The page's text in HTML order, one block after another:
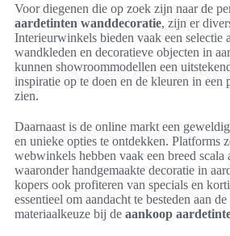
Voor diegenen die op zoek zijn naar de
aardetinten wanddecoratie, zijn er
Interieurwinkels bieden vaak een selectie
wandkleden en decoratieve objecten in
kunnen showroommodellen een
inspiratie op te doen en de kleuren in een
zien.
Daarnaast is de online markt een
en unieke opties te ontdekken. Platforms
webwinkels hebben vaak een breed scala
waaronder handgemaakte decoratie in
kopers ook profiteren van specials en
essentieel om aandacht te besteden aan
materiaalkeuze bij de aankoop